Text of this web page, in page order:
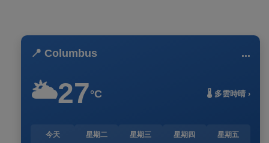
📍 Columbus ...
🌥️27°C 🌡️ 多雲時晴 ›
今天 星期二 星期三 星期四 星期五